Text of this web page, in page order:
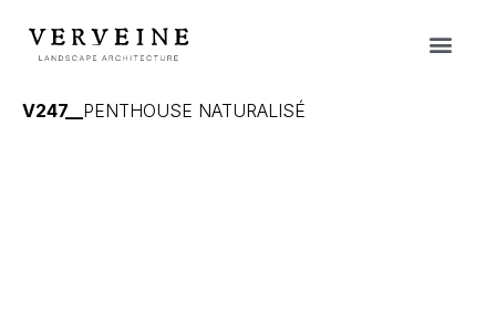
V247__ PENTHOUSE NATURALISÉ